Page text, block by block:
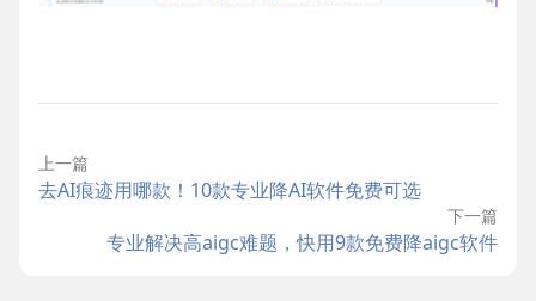
上一篇
去AI痕迹用哪款！10款专业降AI软件免费可选
下一篇
专业解决高aigc难题，快用9款免费降aigc软件